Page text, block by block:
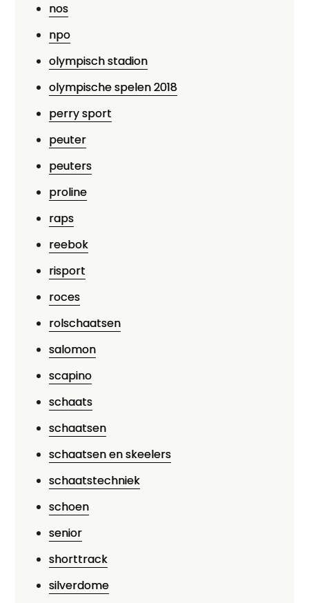
nos
npo
olympisch stadion
olympische spelen 2018
perry sport
peuter
peuters
proline
raps
reebok
risport
roces
rolschaatsen
salomon
scapino
schaats
schaatsen
schaatsen en skeelers
schaatstechniek
schoen
senior
shorttrack
silverdome